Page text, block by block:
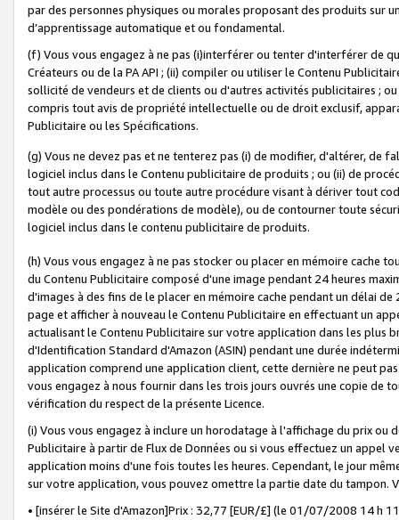
par des personnes physiques ou morales proposant des produits sur
d’apprentissage automatique et ou fondamental.
(f) Vous vous engagez à ne pas (i)interférer ou tenter d'interférer de
Créateurs ou de la PA API ; (ii) compiler ou utiliser le Contenu
sollicité de vendeurs et de clients ou d'autres activités publicitaires ;
compris tout avis de propriété intellectuelle ou de droit exclusif,
Publicitaire ou les Spécifications.
(g) Vous ne devez pas et ne tenterez pas (i) de modifier, d'altérer, de
logiciel inclus dans le Contenu publicitaire de produits ; ou (ii) de
tout autre processus ou toute autre procédure visant à dériver tout
modèle ou des pondérations de modèle), ou de contourner toute
logiciel inclus dans le contenu publicitaire de produits.
(h) Vous vous engagez à ne pas stocker ou placer en mémoire cache
du Contenu Publicitaire composé d'une image pendant 24 heures
d'images à des fins de le placer en mémoire cache pendant un délai
page et afficher à nouveau le Contenu Publicitaire en effectuant un
actualisant le Contenu Publicitaire sur votre application dans les plus
d'Identification Standard d'Amazon (ASIN) pendant une durée
application comprend une application client, cette dernière ne peut
vous engagez à nous fournir dans les trois jours ouvrés une copie de
vérification du respect de la présente Licence.
(i) Vous vous engagez à inclure un horodatage à l'affichage du prix
Publicitaire à partir de Flux de Données ou si vous effectuez un appel
application moins d'une fois toutes les heures. Cependant, le jour
sur votre application, vous pouvez omettre la partie date du tampon.
• [insérer le Site d'Amazon]Prix : 32,77 [EUR/£] (le 01/07/2008 14 h